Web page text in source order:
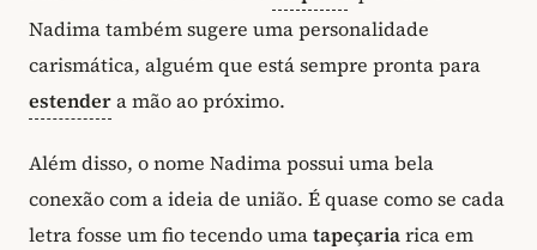
Nadima também sugere uma personalidade
carismática, alguém que está sempre pronta para
estendera mão ao próximo.
Além disso, o nome Nadima possui uma bela
conexão com a ideia de união. É quase como se cada
letra fosse um fio tecendo umatapeçariarica em